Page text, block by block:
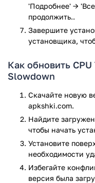
'Подробнее' →
продолжить..
Завершите
установщика,
Как обновить
Slowdown
Скачайте новую
apkshki.com.
Найдите
чтобы начать
Установите
необходимости
Избегайте
версия была